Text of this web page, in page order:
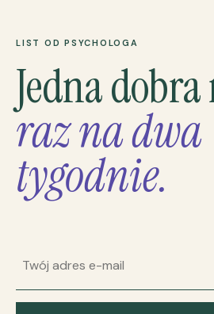
LIST OD PSYCHOLOGA
Jedna
raz na dwa
tygodnie.